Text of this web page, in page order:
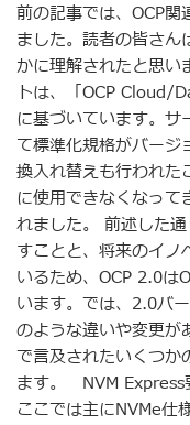
前の記事では、OCP
ました。読者の皆さん
かに理解されたと思い
トは、「OCP Cloud/
に基づいています。サ
て標準化規格がバージ
換入れ替えも行われた
に使用できなくなっ
れました。 前述した
すことと、将来のイノ
いるため、OCP 2.0は
います。では、2.0バ
のような違いや変更が
で言及されたいくつか
ます。 NVM Express
ここでは主にNVMe仕